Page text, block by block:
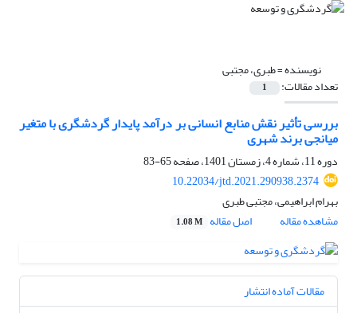
نویسنده =طبری، مجتبی
تعداد مقالات: 1
بررسی تأثیر نقش منابع انسانی بر درآمد پایدار گردشگری با متغیر
میانجی برند شهری
دوره 11، شماره 4، زمستان 1401، صفحه
65-83
10.22034/jtd.2021.290938.2374
بهرام ابراهیمی، مجتبی طبری
مشاهده مقاله
اصل مقاله 1.08 M
مقالات آماده انتشار